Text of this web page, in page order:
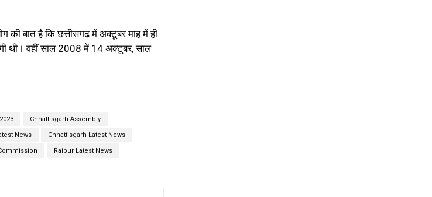
की बात है कि छत्तीसगढ़ में अक्टूबर माह में ही
थी। वहीं साल 2008 में 14 अक्टूबर, साल
Chhattisgarh Assembly
News Chhattisgarh Latest News
Raipur Latest News